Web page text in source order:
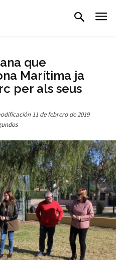
que
Marítima ja
per als seus
11 de febrero de 2019